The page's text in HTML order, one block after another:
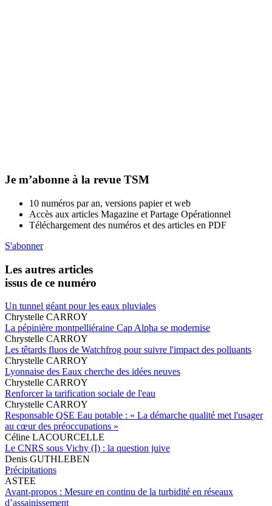
Je m’abonne à la revue TSM
10 numéros par an, versions papier et web
Accès aux articles Magazine et Partage Opérationnel
Téléchargement des numéros et des articles en PDF
S'abonner
Les autres articles
issus de ce numéro
Un tunnel géant pour les eaux pluviales
Chrystelle CARROY
La pépinière montpelliéraine Cap Alpha se modernise
Chrystelle CARROY
Les têtards fluos de Watchfrog pour suivre l'impact des polluants
Chrystelle CARROY
Lyonnaise des Eaux cherche des idées neuves
Chrystelle CARROY
Renforcer la tarification sociale de l'eau
Chrystelle CARROY
Responsable QSE Eau potable : « La démarche qualité met l'usager
au cœur des préoccupations »
Céline LACOURCELLE
Le CNRS sous Vichy (I) : la question juive
Denis GUTHLEBEN
Précipitations
ASTEE
Avant-propos : Mesure en continu de la turbidité en réseaux
d’assainissement